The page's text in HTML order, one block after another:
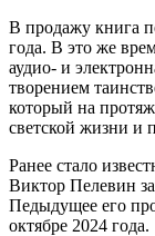
В продажу книга
года. В это же
аудио- и
творением
который на
светской жизни и
Ранее стало
Виктор Пелевин
Педыдущее его
октябре 2024 года.